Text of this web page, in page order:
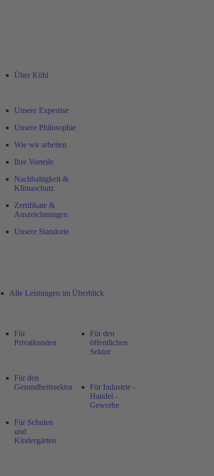
Über Kühl
Unsere Expertise
Unsere Philosophie
Wie wir arbeiten
Ihre Vorteile
Nachhaltigkeit &
Klimaschutz
Zertifikate &
Auszeichnungen
Unsere Standorte
Alle Leistungen im Überblick
Für
Privatkunden
Für den
Gesundheitssektor
Für Schulen
und
Kindergärten
Für den
öffentlichen
Sektor
Für Industrie -
Handel -
Gewerbe